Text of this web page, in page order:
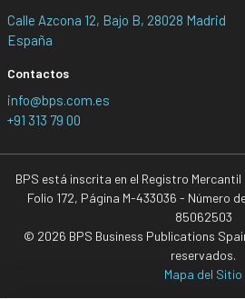
Calle Azcona 12, Bajo B, 28028 Madrid
España
Contactos
info@bps.com.es
+91 313 79 00
BPS está inscrita en el Registro Mercantil
Folio 172, Página M-433036 - Número
85062503
© 2026 BPS Business Publications
reservados.
Mapa del Sitio